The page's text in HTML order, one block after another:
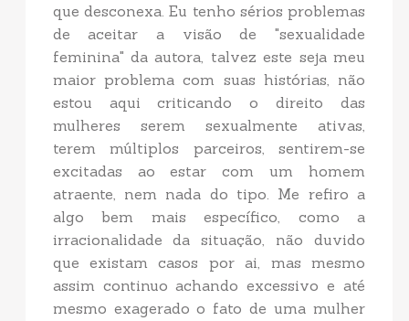
que desconexa. Eu tenho sérios problemas
de aceitar a visão de "sexualidade
feminina" da autora, talvez este seja meu
maior problema com suas histórias, não
estou aqui criticando o direito das
mulheres serem sexualmente ativas,
terem múltiplos parceiros, sentirem-se
excitadas ao estar com um homem
atraente, nem nada do tipo. Me refiro a
algo bem mais específico, como a
irracionalidade da situação, não duvido
que existam casos por ai, mas mesmo
assim continuo achando excessivo e até
mesmo exagerado o fato de uma mulher